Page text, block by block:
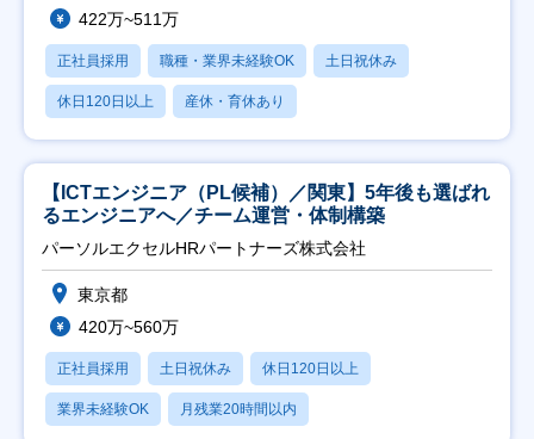
422万~511万
正社員採用 職種・業界未経験OK 土日祝休み
休日120日以上 産休・育休あり
【ICTエンジニア（PL候補）／関東】5年後も選ばれ
るエンジニアへ／チーム運営・体制構築
パーソルエクセルHRパートナーズ株式会社
東京都
420万~560万
正社員採用 土日祝休み 休日120日以上
業界未経験OK 月残業20時間以内